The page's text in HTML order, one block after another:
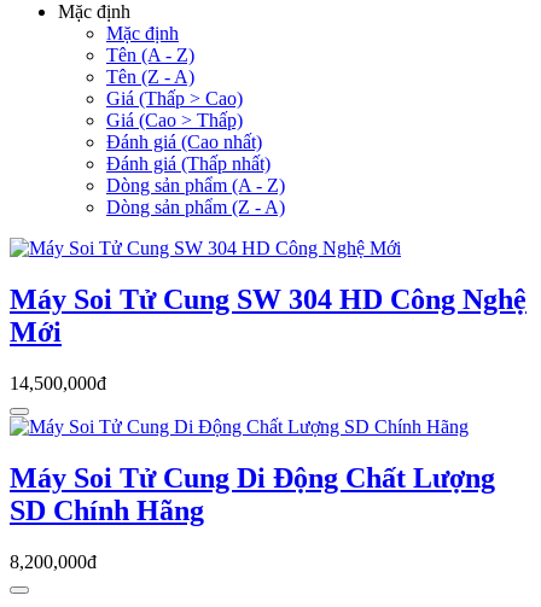
Mặc định
Mặc định
Tên (A - Z)
Tên (Z - A)
Giá (Thấp > Cao)
Giá (Cao > Thấp)
Đánh giá (Cao nhất)
Đánh giá (Thấp nhất)
Dòng sản phẩm (A - Z)
Dòng sản phẩm (Z - A)
Máy Soi Tử Cung SW 304 HD Công Nghệ
Mới
14,500,000đ
Máy Soi Tử Cung Di Động Chất Lượng
SD Chính Hãng
8,200,000đ